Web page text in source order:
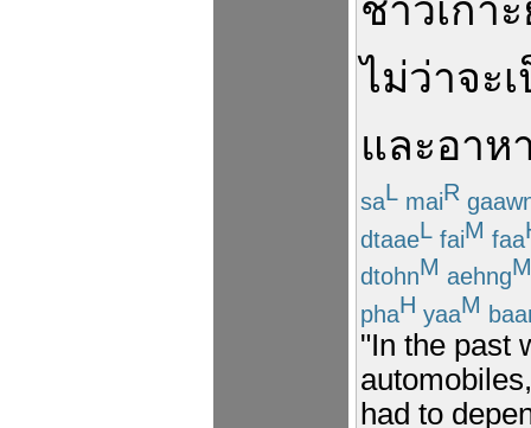
ชาวเกา
ไม่ว่าจะ
และอาห
saL maiR
dtaaeL faiM faa
dtohnM aehngM
phaH yaaM
"In the past
had to